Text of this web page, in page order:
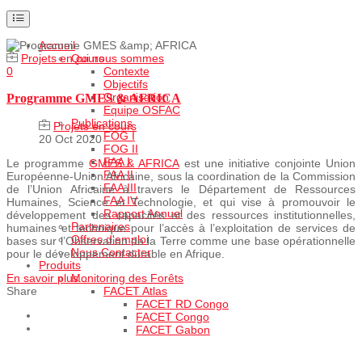
Accueil
Qui nous sommes
Contexte
Objectifs
Organisation
Equipe OSFAC
Publications
FOG I
FOG II
FAA I
FAA II
FAA III
FAA IV
Rapport Annuel
Partenaires
Offres d'emploi
Nous Contacter
Produits
Monitoring des Forêts
FACET Atlas
FACET RD Congo
FACET Congo
FACET Gabon
Projets en cours
0
Programme GMES & AFRICA
Projets en cours
20 Oct 2020
Le programmeGMES & AFRICAest une initiative conjointe Union
Européenne-Union Africaine, sous la coordination de la Commission
de l’Union Africaine à travers le Département de Ressources
Humaines, Science et Technologie, et qui vise à promouvoir le
développement des capacités et des ressources institutionnelles,
humaines et technique pour l’accès à l’exploitation de services de
bases sur l’Observation de la Terre comme une base opérationnelle
pour le développement durable en Afrique.
En savoir plus...
Share